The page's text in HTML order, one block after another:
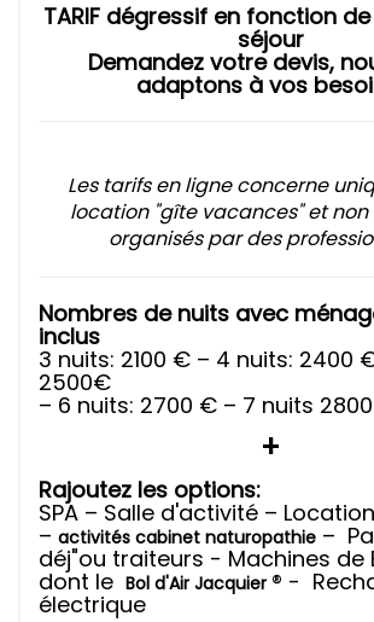
TARIF dégressif en fonction
séjour
Demandez votre devis,
adaptons à vos
Les tarifs en ligne concerne
location "gîte vacances" et non
organisés par des
Nombres de nuits avec
inclus
3 nuits: 2100 € – 4 nuits: 2400
2500€
– 6 nuits: 2700 € – 7 nuits
+
Rajoutez les options:
SPA – Salle d'activité –
– activités cabinet naturopathie –
déj"ou traiteurs - Machines de
dont le Bol d'Air Jacquier ® -
électrique